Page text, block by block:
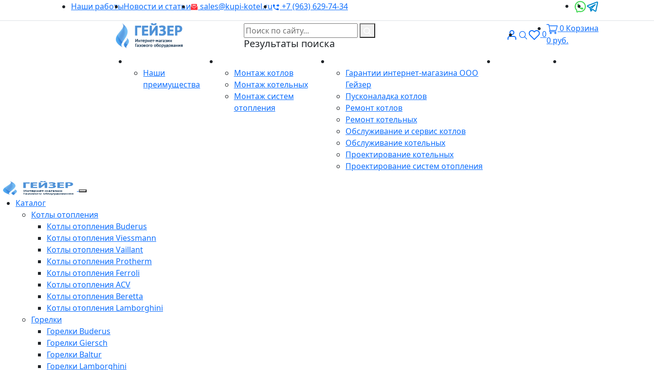
Наши работыНовости и статьи sales@kupi-kotel.ru +7 (963) 629-74-34
Результаты поиска
ВходПоиск
0
0 Корзина
0 руб.
Наши
преимущества
Монтаж котлов
Монтаж котельных
Монтаж систем
отопления
Гарантии интернет-магазина ООО
Гейзер
Пусконаладка котлов
Ремонт котлов
Ремонт котельных
Обслуживание и сервис котлов
Обслуживание котельных
Проектирование котельных
Проектирование систем отопления
Каталог
Котлы отопления
Котлы отопления Buderus
Котлы отопления Viessmann
Котлы отопления Vaillant
Котлы отопления Protherm
Котлы отопления Ferroli
Котлы отопления ACV
Котлы отопления Beretta
Котлы отопления Lamborghini
Горелки
Горелки Buderus
Горелки Giersch
Горелки Baltur
Горелки Lamborghini